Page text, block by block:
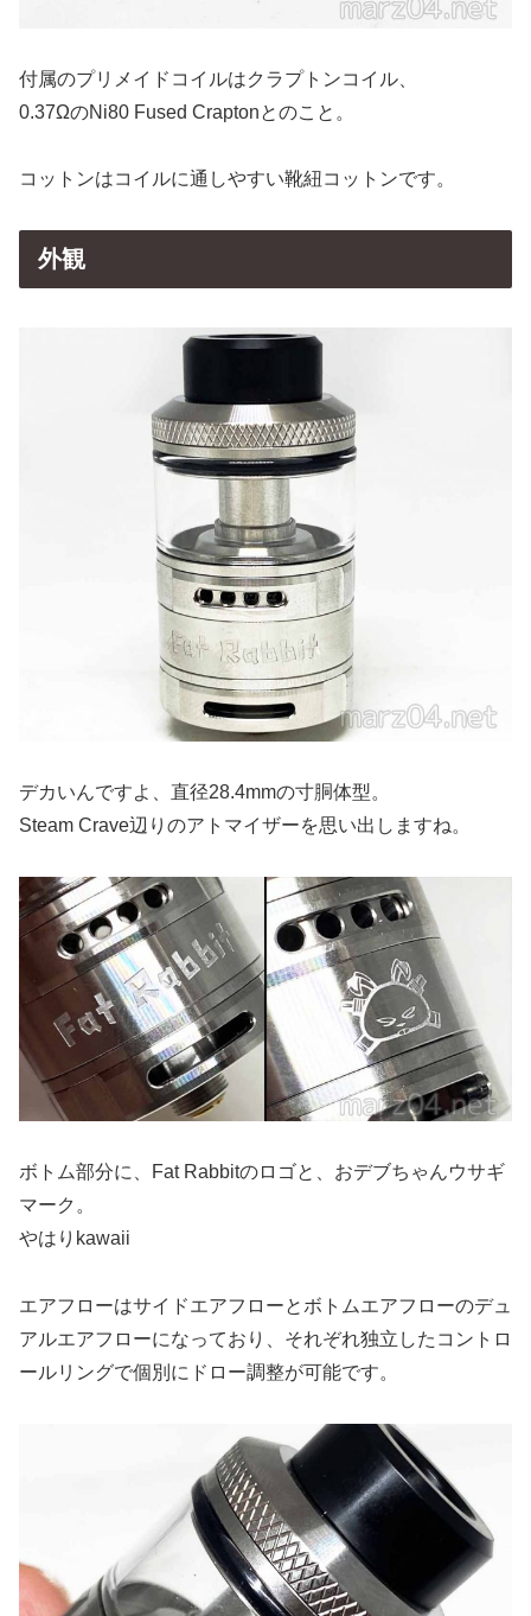
付属のプリメイドコイルはクラプトンコイル、
0.37ΩのNi80 Fused Craptonとのこと。
コットンはコイルに通しやすい靴紐コットンです。
外観
デカいんですよ、直径28.4mmの寸胴体型。
Steam Crave辺りのアトマイザーを思い出しますね。
ボトム部分に、Fat Rabbitのロゴと、おデブちゃんウサギ
マーク。
やはりkawaii
エアフローはサイドエアフローとボトムエアフローのデュ
アルエアフローになっており、それぞれ独立したコントロ
ールリングで個別にドロー調整が可能です。